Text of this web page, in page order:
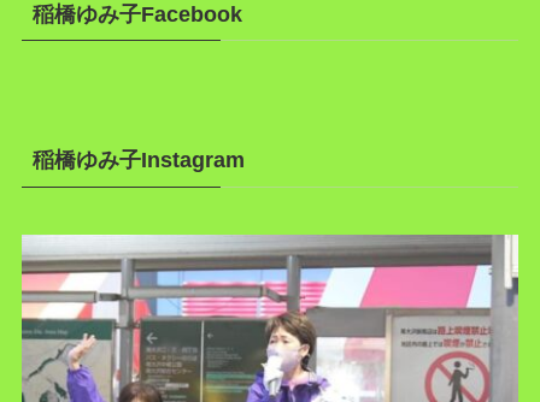
稲橋ゆみ子Facebook
稲橋ゆみ子Instagram